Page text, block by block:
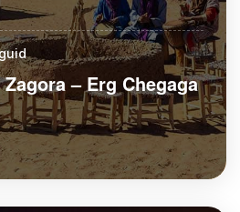
– Erg Chegaga